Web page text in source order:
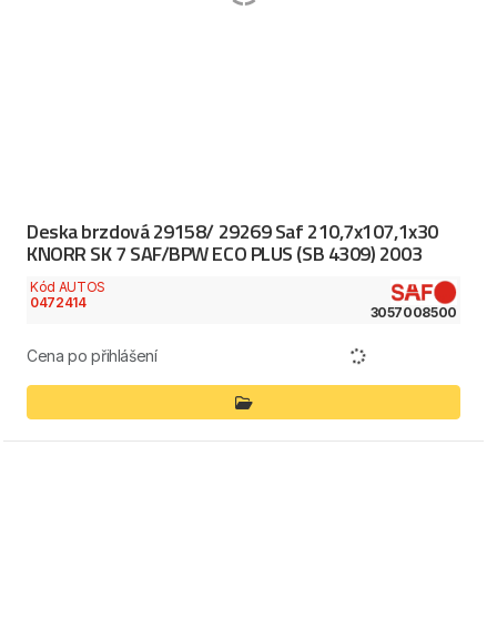
Deska brzdová 29158/ 29269 Saf 210,7x107,1x30
KNORR SK 7 SAF/BPW ECO PLUS (SB 4309) 2003
Kód AUTOS
0472414
3057008500
Cena po přihlášení